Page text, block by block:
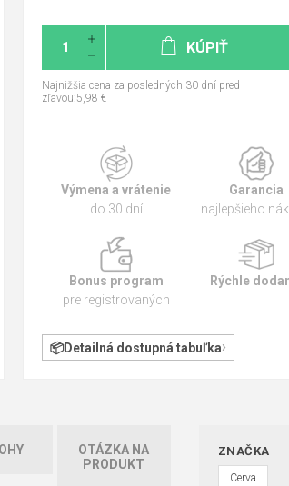
KÚPIŤ
Najnižšia cena za posledných 30 dní pred
zľavou:5,98 €
Výmena a vrátenie
do 30 dní
Garancia
najlepšieho
Bonus program
pre registrovaných
Rýchle
Detailná dostupná tabuľka
OTÁZKA NA
PRODUKT
ZNAČKA
Cerva